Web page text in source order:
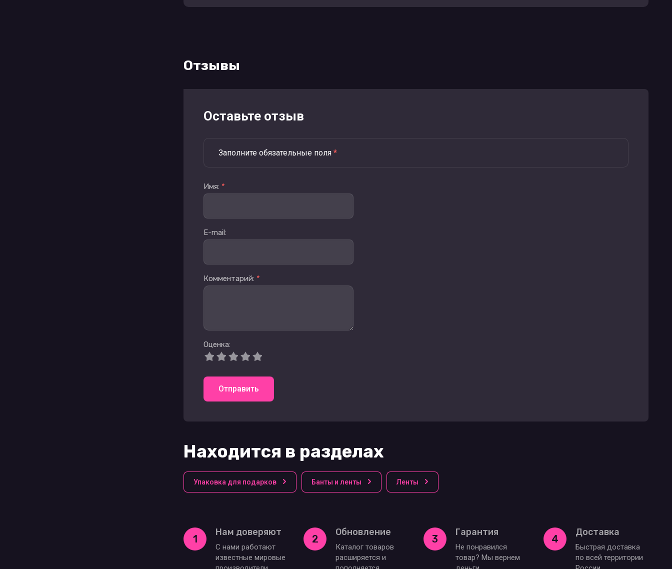
Отзывы
Оставьте отзыв
Заполните обязательные поля *
Имя: *
E-mail:
Комментарий: *
Оценка:
Отправить
Находится в разделах
Упаковка для подарков Банты и ленты Ленты
1
Нам доверяют
С нами работают
известные мировые
2
Обновление
Каталог товаров
расширяется и
3
Гарантия
Не понравился
товар? Мы вернем
4
Доставка
Быстрая доставка
по всей территории